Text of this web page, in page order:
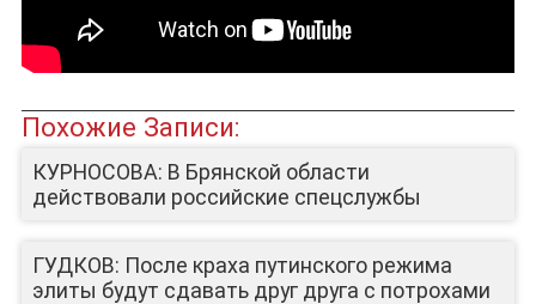
Похожие Записи:
КУРНОСОВА: В Брянской области
действовали российские спецслужбы
ГУДКОВ: После краха путинского режима
элиты будут сдавать друг друга с потрохами